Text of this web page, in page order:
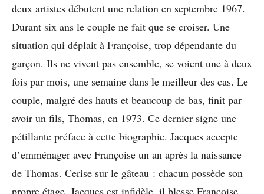
deux artistes débutent une relation en septembre 1967.
Durant six ans le couple ne fait que se croiser. Une
situation qui déplait à Françoise, trop dépendante du
garçon. Ils ne vivent pas ensemble, se voient une à deux
fois par mois, une semaine dans le meilleur des cas. Le
couple, malgré des hauts et beaucoup de bas, finit par
avoir un fils, Thomas, en 1973. Ce dernier signe une
pétillante préface à cette biographie. Jacques accepte
d’emménager avec Françoise un an après la naissance
de Thomas. Cerise sur le gâteau : chacun possède son
propre étage. Jacques est infidèle, il blesse Françoise.